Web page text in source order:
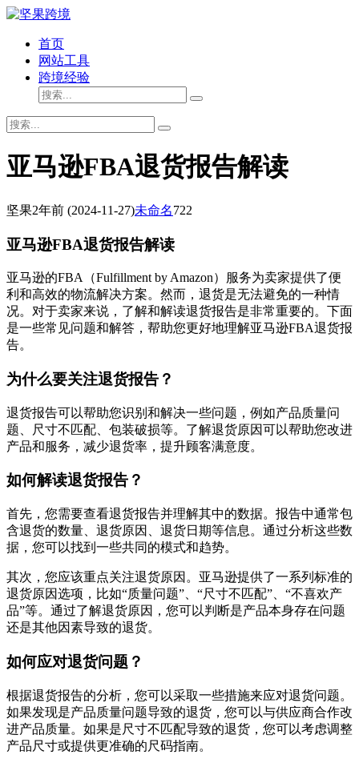
首页
网站工具
跨境经验
亚马逊FBA退货报告解读
坚果2年前 (2024-11-27)未命名722
亚马逊FBA退货报告解读
亚马逊的FBA（Fulfillment by Amazon）服务为卖家提供了便
利和高效的物流解决方案。然而，退货是无法避免的一种情
况。对于卖家来说，了解和解读退货报告是非常重要的。下面
是一些常见问题和解答，帮助您更好地理解亚马逊FBA退货报
告。
为什么要关注退货报告？
退货报告可以帮助您识别和解决一些问题，例如产品质量问
题、尺寸不匹配、包装破损等。了解退货原因可以帮助您改进
产品和服务，减少退货率，提升顾客满意度。
如何解读退货报告？
首先，您需要查看退货报告并理解其中的数据。报告中通常包
含退货的数量、退货原因、退货日期等信息。通过分析这些数
据，您可以找到一些共同的模式和趋势。
其次，您应该重点关注退货原因。亚马逊提供了一系列标准的
退货原因选项，比如“质量问题”、“尺寸不匹配”、“不喜欢产
品”等。通过了解退货原因，您可以判断是产品本身存在问题
还是其他因素导致的退货。
如何应对退货问题？
根据退货报告的分析，您可以采取一些措施来应对退货问题。
如果发现是产品质量问题导致的退货，您可以与供应商合作改
进产品质量。如果是尺寸不匹配导致的退货，您可以考虑调整
产品尺寸或提供更准确的尺码指南。